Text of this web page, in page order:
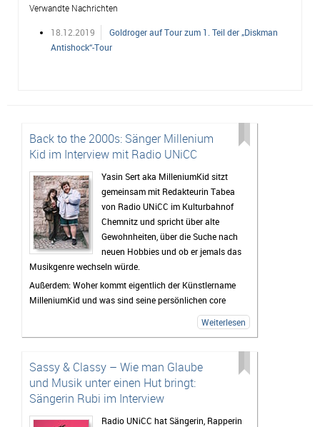
Verwandte Nachrichten
18.12.2019
Goldroger auf Tour zum 1. Teil der „Diskman
Antishock“-Tour
Back to the 2000s: Sänger Millenium
Kid im Interview mit Radio UNiCC
Yasin Sert aka MilleniumKid sitzt
gemeinsam mit Redakteurin Tabea
von Radio UNiCC im Kulturbahnof
Chemnitz und spricht über alte
Gewohnheiten, über die Suche nach
neuen Hobbies und ob er jemals das
Musikgenre wechseln würde.
Außerdem: Woher kommt eigentlich der Künstlername
MilleniumKid und was sind seine persönlichen core
Weiterlesen
Sassy & Classy – Wie man Glaube
und Musik unter einen Hut bringt:
Sängerin Rubi im Interview
Radio UNiCC hat Sängerin, Rapperin